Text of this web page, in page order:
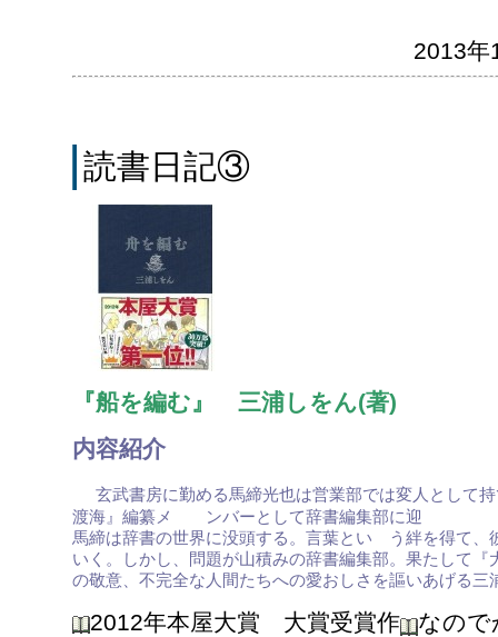
2013年
読書日記③
『船を編む』 三浦しをん(著)
内容紹介
玄武書房に勤める馬締光也は営業部では変人として
渡海』編纂メ ンバーとして辞書編集部に迎 え
馬締は辞書の世界に没頭する。 言葉とい う絆を得て、
いく。しかし、問題が山積みの辞書編集部。果たして
の敬意、不完全な人間たちへの愛おしさを謳いあげる三
2012年本屋大賞 大賞受賞作
なので